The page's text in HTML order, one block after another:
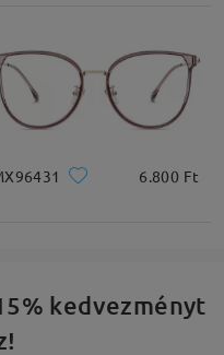
6.800 Ft
kedvezményt